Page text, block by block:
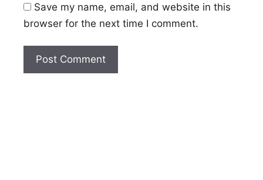
Save my name, email, and website in this
browser for the next time I comment.